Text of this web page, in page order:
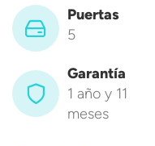
Puertas
5
Garantía
1 año y 11
meses